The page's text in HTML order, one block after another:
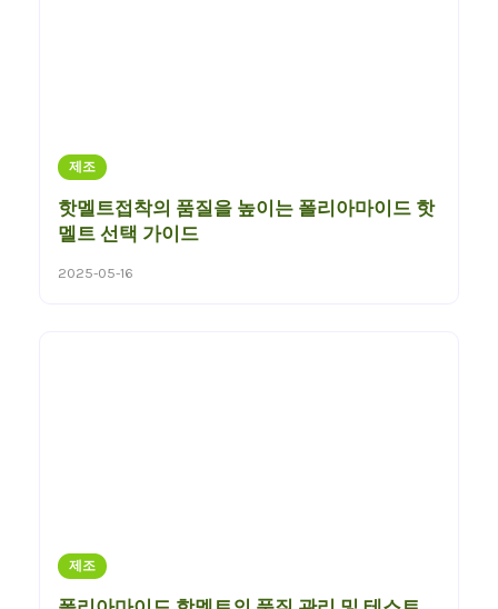
제조
핫멜트접착의 품질을 높이는 폴리아마이드 핫
멜트 선택 가이드
2025-05-16
제조